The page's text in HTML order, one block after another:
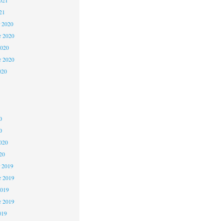
2020
2020
2020
2019
2019
2019